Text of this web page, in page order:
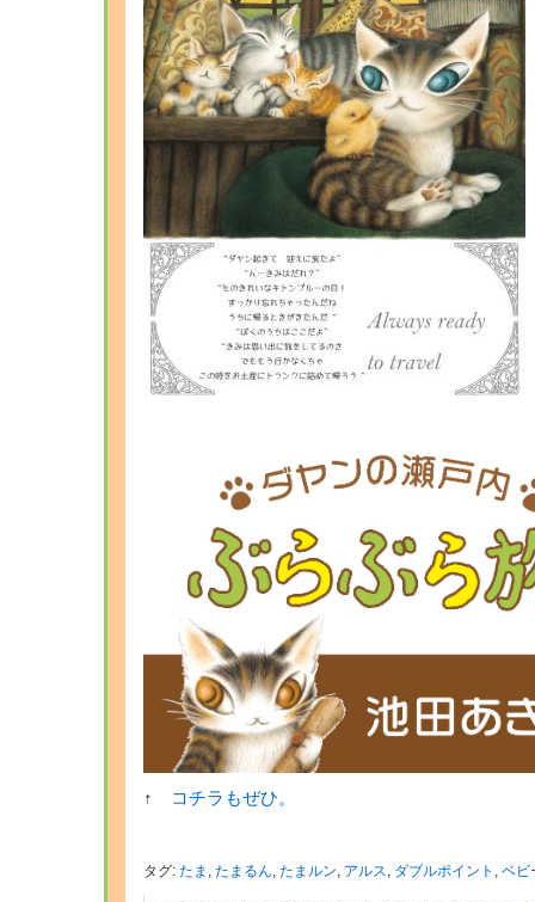
↑ コチラもぜひ。
タグ: たま , たまるん, たまルン, アルス, ダブルポイント , ベビ